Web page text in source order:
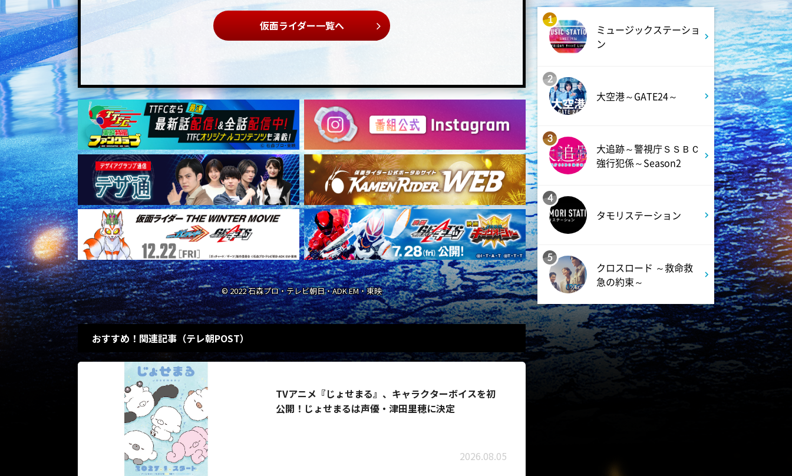
仮面ライダー一覧へ
© 2022 石森プロ・テレビ朝日・ADK EM・東映
おすすめ！関連記事（テレ朝POST）
TVアニメ『じょせまる』、キャラクターボイスを初
公開！じょせまるは声優・津田里穂に決定
2026.08.05
深夜 3:30
テラサってる? EXOシウミン
1
ミュージックステーショ
ン
2
大空港～GATE24～
3
大追跡～警視庁ＳＳＢＣ
強行犯係～Season2
4
タモリステーション
5
クロスロード ～救命救
急の約束～